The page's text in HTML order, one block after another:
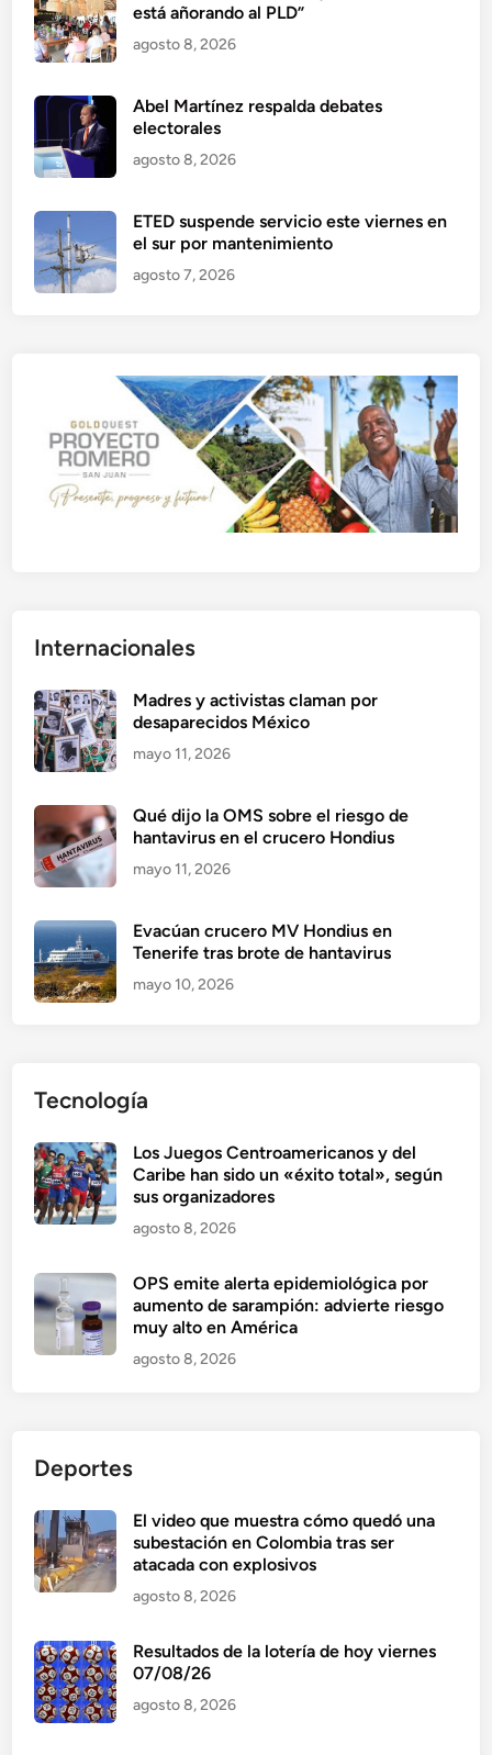
está añorando al PLD”
agosto 8, 2026
Abel Martínez respalda debates
electorales
agosto 8, 2026
ETED suspende servicio este viernes en
el sur por mantenimiento
agosto 7, 2026
Internacionales
Madres y activistas claman por
desaparecidos México
mayo 11, 2026
Qué dijo la OMS sobre el riesgo de
hantavirus en el crucero Hondius
mayo 11, 2026
Evacúan crucero MV Hondius en
Tenerife tras brote de hantavirus
mayo 10, 2026
Tecnología
Los Juegos Centroamericanos y del
Caribe han sido un «éxito total», según
sus organizadores
agosto 8, 2026
OPS emite alerta epidemiológica por
aumento de sarampión: advierte riesgo
muy alto en América
agosto 8, 2026
Deportes
El video que muestra cómo quedó una
subestación en Colombia tras ser
atacada con explosivos
agosto 8, 2026
Resultados de la lotería de hoy viernes
07/08/26
agosto 8, 2026